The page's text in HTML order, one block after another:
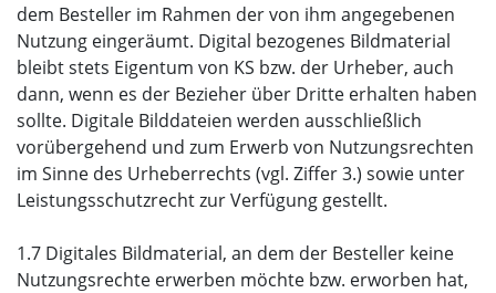
dem Besteller im Rahmen der von ihm angegebenen
Nutzung eingeräumt. Digital bezogenes Bildmaterial
bleibt stets Eigentum von KS bzw. der Urheber, auch
dann, wenn es der Bezieher über Dritte erhalten haben
sollte. Digitale Bilddateien werden ausschließlich
vorübergehend und zum Erwerb von Nutzungsrechten
im Sinne des Urheberrechts (vgl. Ziffer 3.) sowie unter
Leistungsschutzrecht zur Verfügung gestellt.
1.7 Digitales Bildmaterial, an dem der Besteller keine
Nutzungsrechte erwerben möchte bzw. erworben hat,